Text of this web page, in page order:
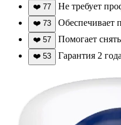
❤️ 77 Не требует
❤️ 73 Обеспечивает
❤️ 57 Помогает
❤️ 53 Гарантия 2 года